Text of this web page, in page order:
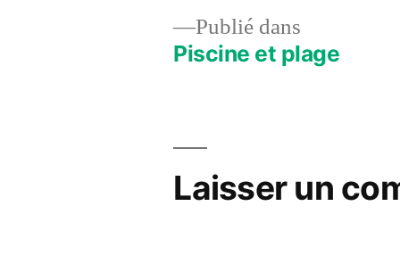
Navigation
Publié dans
Piscine et plage
Laisser un